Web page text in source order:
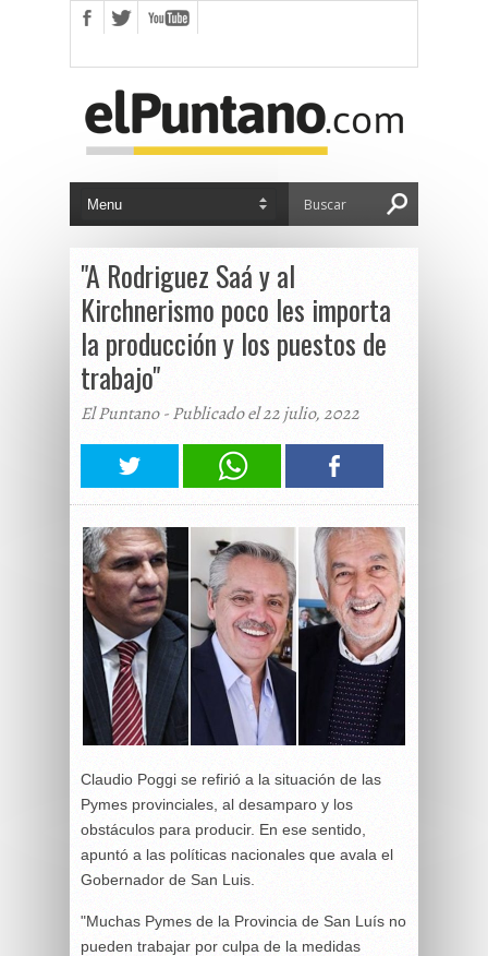
"A Rodriguez Saá y al
Kirchnerismo poco les importa
la producción y los puestos de
trabajo"
El Puntano - Publicado el 22 julio, 2022
Claudio Poggi se refirió a la situación de las
Pymes provinciales, al desamparo y los
obstáculos para producir. En ese sentido,
apuntó a las políticas nacionales que avala el
Gobernador de San Luis.
"Muchas Pymes de la Provincia de San Luís no
pueden trabajar por culpa de la medidas